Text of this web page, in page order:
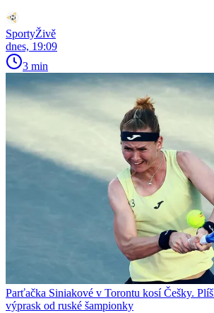
SportyŽivě
dnes, 19:09
3 min
Parťačka Siniakové v Torontu kosí Češky.
výprask od ruské šampionky